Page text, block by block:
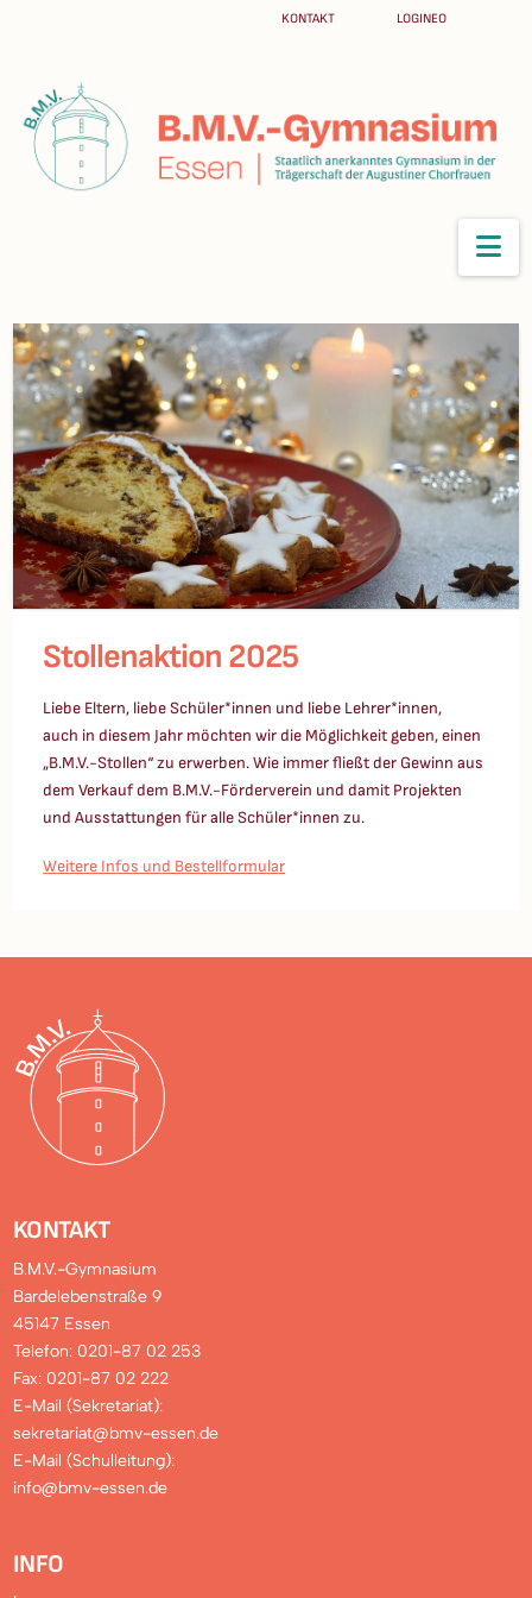
KONTAKT LOGINEO
Stollenaktion 2025
Liebe Eltern, liebe Schüler*innen und liebe Lehrer*innen,
auch in diesem Jahr möchten wir die Möglichkeit geben, einen
„B.M.V.-Stollen“ zu erwerben. Wie immer fließt der Gewinn aus
dem Verkauf dem B.M.V.-Förderverein und damit Projekten
und Ausstattungen für alle Schüler*innen zu.
Weitere Infos und Bestellformular
KONTAKT
B.M.V.-Gymnasium
Bardelebenstraße 9
45147 Essen
Telefon: 0201-87 02 253
Fax: 0201-87 02 222
E-Mail (Sekretariat):
sekretariat@bmv-essen.de
E-Mail (Schulleitung):
info@bmv-essen.de
INFO